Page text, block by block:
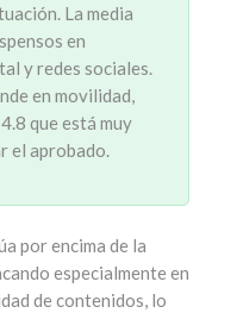
La media
en
y redes sociales.
en movilidad,
que está muy
el aprobado.
por encima de la
especialmente en
de contenidos, lo